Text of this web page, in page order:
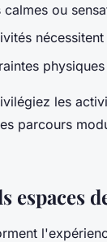
calmes ou
les
parcours
espaces